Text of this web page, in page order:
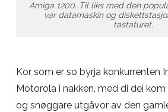
Amiga 1200. Til liks med den
var datamaskin og
tastaturet.
Kor som er so byrja konkurrenten
Motorola i nakken, med di dei
og snøggare utgåvor av den